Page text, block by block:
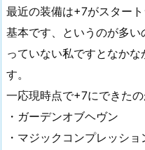
最近の装備は+7がスター
基本です、というのが多
っていない私ですとなか
す。
一応現時点で+7にできたの
・ガーデンオブヘヴン
・マジックコンプレッショ